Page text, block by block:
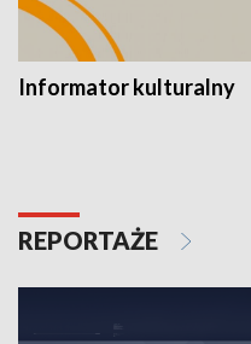
Informator kulturalny
REPORTAŻE